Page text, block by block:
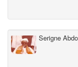
Serigne